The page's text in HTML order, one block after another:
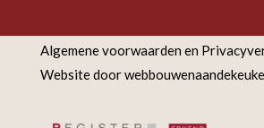
Algemene voorwaarden en
Website door